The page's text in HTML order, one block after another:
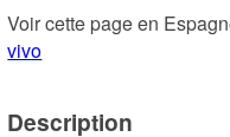
Voir cette page en
vivo
Description